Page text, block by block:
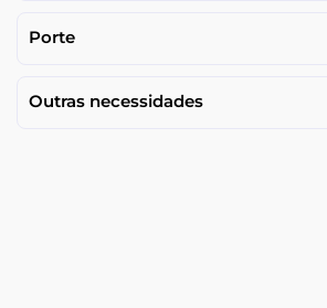
Porte
Outras necessidades